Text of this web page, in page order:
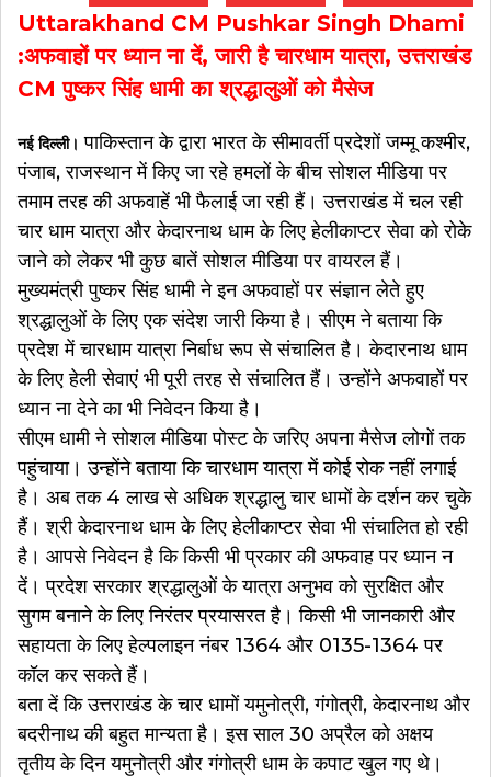
Uttarakhand CM Pushkar Singh Dhami
:अफवाहों पर ध्यान ना दें, जारी है चारधाम यात्रा, उत्तराखंड
CM पुष्कर सिंह धामी का श्रद्धालुओं को मैसेज
नई दिल्ली। पाकिस्तान के द्वारा भारत के सीमावर्ती प्रदेशों जम्मू कश्मीर,
पंजाब, राजस्थान में किए जा रहे हमलों के बीच सोशल मीडिया पर
तमाम तरह की अफवाहें भी फैलाई जा रही हैं। उत्तराखंड में चल रही
चार धाम यात्रा और केदारनाथ धाम के लिए हेलीकाप्टर सेवा को रोके
जाने को लेकर भी कुछ बातें सोशल मीडिया पर वायरल हैं।
मुख्यमंत्री पुष्कर सिंह धामी ने इन अफवाहों पर संज्ञान लेते हुए
श्रद्धालुओं के लिए एक संदेश जारी किया है। सीएम ने बताया कि
प्रदेश में चारधाम यात्रा निर्बाध रूप से संचालित है। केदारनाथ धाम
के लिए हेली सेवाएं भी पूरी तरह से संचालित हैं। उन्होंने अफवाहों पर
ध्यान ना देने का भी निवेदन किया है।
सीएम धामी ने सोशल मीडिया पोस्ट के जरिए अपना मैसेज लोगों तक
पहुंचाया। उन्होंने बताया कि चारधाम यात्रा में कोई रोक नहीं लगाई
है। अब तक 4 लाख से अधिक श्रद्धालु चार धामों के दर्शन कर चुके
हैं। श्री केदारनाथ धाम के लिए हेलीकाप्टर सेवा भी संचालित हो रही
है। आपसे निवेदन है कि किसी भी प्रकार की अफवाह पर ध्यान न
दें। प्रदेश सरकार श्रद्धालुओं के यात्रा अनुभव को सुरक्षित और
सुगम बनाने के लिए निरंतर प्रयासरत है। किसी भी जानकारी और
सहायता के लिए हेल्पलाइन नंबर 1364 और 0135-1364 पर
कॉल कर सकते हैं।
बता दें कि उत्तराखंड के चार धामों यमुनोत्री, गंगोत्री, केदारनाथ और
बदरीनाथ की बहुत मान्यता है। इस साल 30 अप्रैल को अक्षय
तृतीय के दिन यमुनोत्री और गंगोत्री धाम के कपाट खुल गए थे।